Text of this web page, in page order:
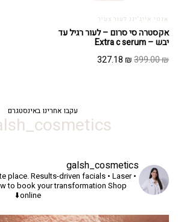
אנטי אייג'ינג לעור צעיר
אקסטרה סי סרום – לעור רגיל עד
יבש – Extra c serum
399.00₪
המחיר327.18 ₪
המחיר
עקבו אחרינו באינסטגרם
galsh_cosmetics
place.Results-driven facials • Laser •
to book your transformation Shop
online⬇️